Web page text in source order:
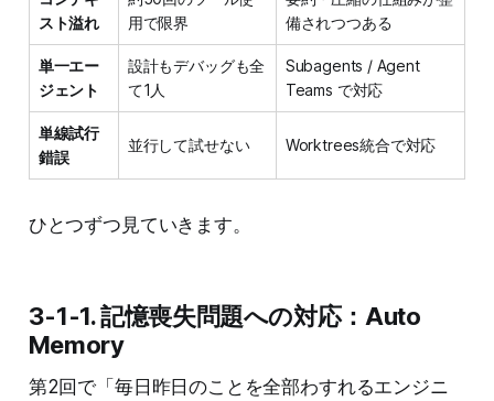
スト溢れ
用で限界
備されつつある
単一エー
ジェント
設計もデバッグも全
て1人
Subagents / Agent
Teams で対応
単線試行
錯誤
並行して試せない Worktrees統合で対応
ひとつずつ見ていきます。
3-1-1. 記憶喪失問題への対応：Auto
Memory
第2回で「毎日昨日のことを全部わすれるエンジニ